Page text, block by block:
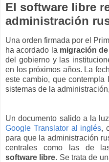
El software libre
administración
Una orden firmada por el
ha acordado la migración
del gobierno y las
en los próximos años. La
este cambio, que contempla
sistemas de la
Un documento salido a la
Google Translator al inglés,
para que la administración
centrales como las de
software libre. Se trata de